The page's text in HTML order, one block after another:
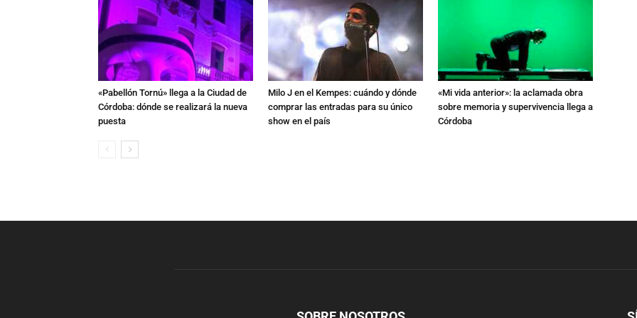
«Pabellón Tornú» llega a la Ciudad de
Córdoba: dónde se realizará la nueva
puesta
Milo J en el Kempes: cuándo y dónde
comprar las entradas para su único
show en el país
«Mi vida anterior»: la aclamada obra
sobre memoria y supervivencia llega a
Córdoba